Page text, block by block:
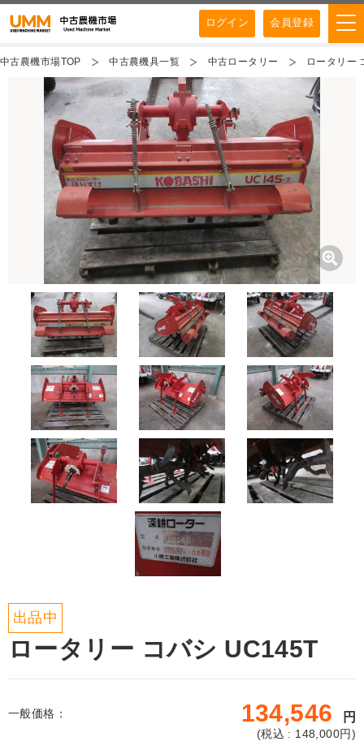
ログイン 会員登録
中古農機市場TOP 中古農機具一覧 中古ロータリー ロータリー
出品中
ロータリー コバシ UC145T
一般価格： 134,546 円
(税込 : 148,000円)